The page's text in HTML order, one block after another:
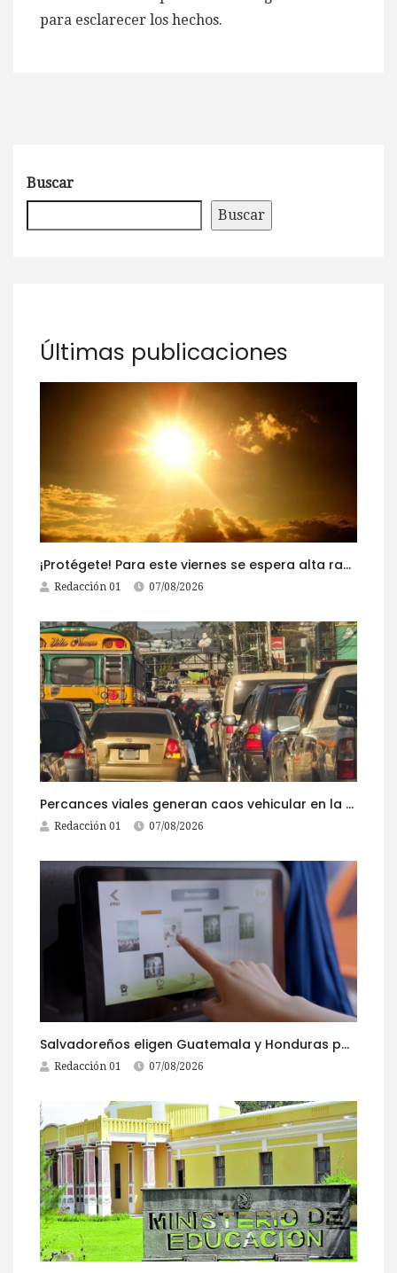
para esclarecer los hechos.
Buscar
Buscar
Últimas publicaciones
¡Protégete! Para este viernes se espera alta radiación solar
Redacción 01 07/08/2026
Percances viales generan caos vehicular en la ruta al Pacífico este viernes
Redacción 01 07/08/2026
Salvadoreños eligen Guatemala y Honduras para viajar durante las Fiestas Agostinas
Redacción 01 07/08/2026